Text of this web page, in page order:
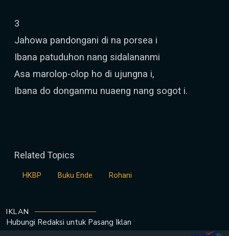
3
Jahowa pandongani di na porsea i
Ibana patuduhon nang sidalananmi
Asa marolop-olop ho di ujungna i,
Ibana do donganmu nuaeng nang sogot i.
Related Topics
HKBP Buku Ende Rohani
IKLAN
Hubungi Redaksi untuk Pasang Iklan